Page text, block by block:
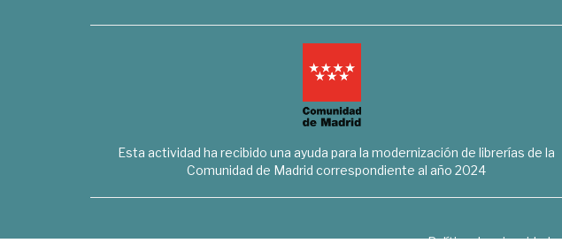
Esta actividad ha recibido una ayuda para la modernización de librerías de la
Comunidad de Madrid correspondiente al año 2024